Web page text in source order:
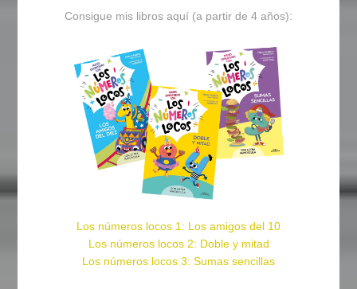
Consigue mis libros aquí (a partir de 4 años):
Los números locos 1: Los amigos del 10
Los números locos 2: Doble y mitad
Los números locos 3: Sumas sencillas